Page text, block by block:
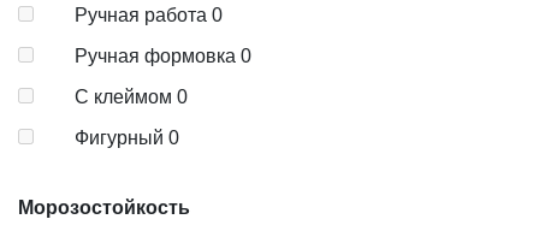
Ручная работа 0
Ручная формовка 0
С клеймом 0
Фигурный 0
Морозостойкость